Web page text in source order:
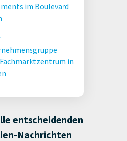
im Boulevard
in
entscheidenden
Nachrichten